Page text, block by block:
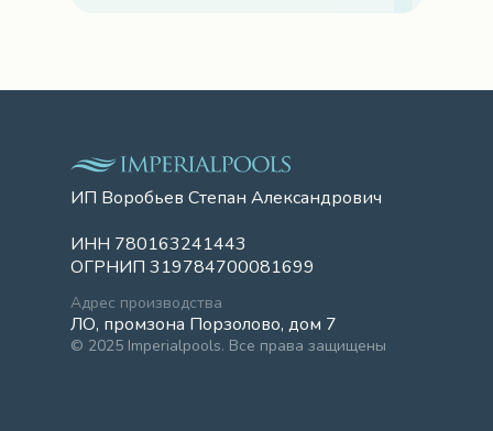
ИП Воробьев Степан Александрович
ИНН 780163241443
ОГРНИП 319784700081699
Адрес производства
ЛО, промзона Порзолово, дом 7
© 2025 Imperialpools. Все права защищены